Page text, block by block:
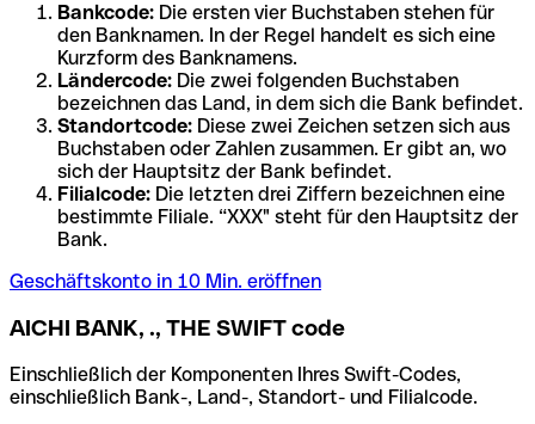
Bankcode: Die ersten vier Buchstaben stehen für
den Banknamen. In der Regel handelt es sich eine
Kurzform des Banknamens.
Ländercode: Die zwei folgenden Buchstaben
bezeichnen das Land, in dem sich die Bank befindet.
Standortcode: Diese zwei Zeichen setzen sich aus
Buchstaben oder Zahlen zusammen. Er gibt an, wo
sich der Hauptsitz der Bank befindet.
Filialcode: Die letzten drei Ziffern bezeichnen eine
bestimmte Filiale. “XXX" steht für den Hauptsitz der
Bank.
Geschäftskonto in 10 Min. eröffnen
AICHI BANK, ., THE SWIFT code
Einschließlich der Komponenten Ihres Swift-Codes,
einschließlich Bank-, Land-, Standort- und Filialcode.